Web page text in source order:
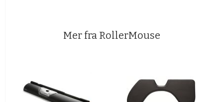
Mer fra RollerMouse